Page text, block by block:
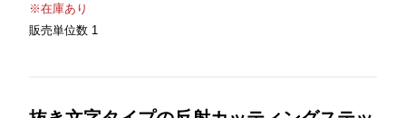
※在庫あり
販売単位数 1